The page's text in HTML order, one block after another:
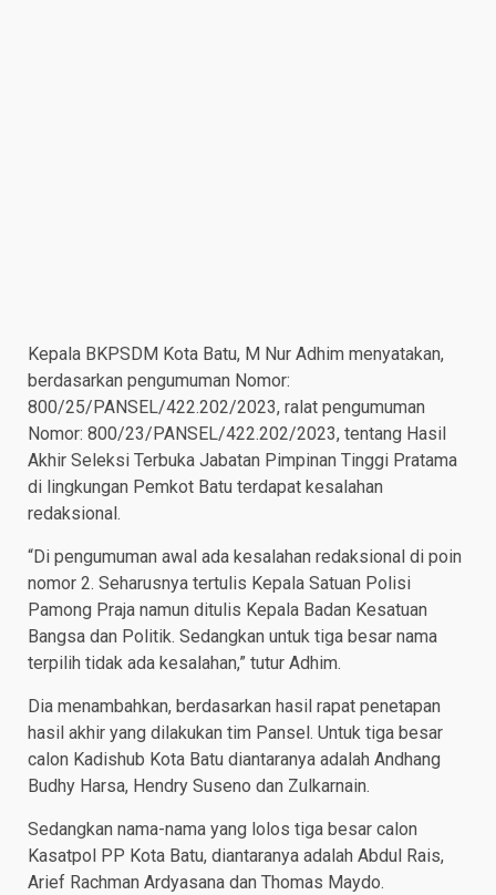
Kepala BKPSDM Kota Batu, M Nur Adhim menyatakan,
berdasarkan pengumuman Nomor:
800/25/PANSEL/422.202/2023, ralat pengumuman
Nomor: 800/23/PANSEL/422.202/2023, tentang Hasil
Akhir Seleksi Terbuka Jabatan Pimpinan Tinggi Pratama
di lingkungan Pemkot Batu terdapat kesalahan
redaksional.
“Di pengumuman awal ada kesalahan redaksional di poin
nomor 2. Seharusnya tertulis Kepala Satuan Polisi
Pamong Praja namun ditulis Kepala Badan Kesatuan
Bangsa dan Politik. Sedangkan untuk tiga besar nama
terpilih tidak ada kesalahan,” tutur Adhim.
Dia menambahkan, berdasarkan hasil rapat penetapan
hasil akhir yang dilakukan tim Pansel. Untuk tiga besar
calon Kadishub Kota Batu diantaranya adalah Andhang
Budhy Harsa, Hendry Suseno dan Zulkarnain.
Sedangkan nama-nama yang lolos tiga besar calon
Kasatpol PP Kota Batu, diantaranya adalah Abdul Rais,
Arief Rachman Ardyasana dan Thomas Maydo.